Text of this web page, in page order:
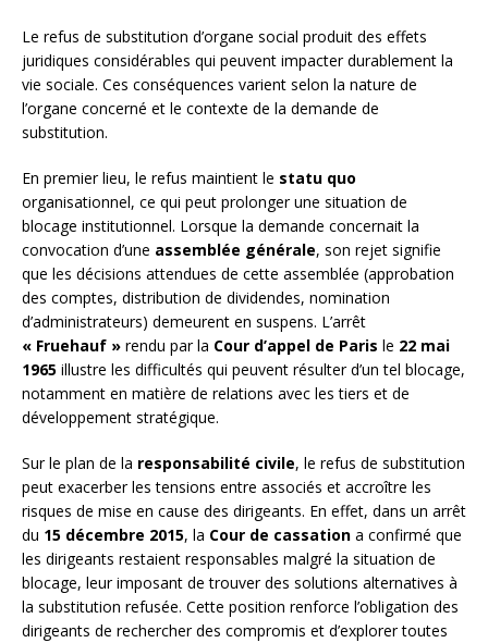
Le refus de substitution d’organe social produit des effets
juridiques considérables qui peuvent impacter durablement la
vie sociale. Ces conséquences varient selon la nature de
l’organe concerné et le contexte de la demande de
substitution.
En premier lieu, le refus maintient le statu quo
organisationnel, ce qui peut prolonger une situation de
blocage institutionnel. Lorsque la demande concernait la
convocation d’une assemblée générale, son rejet signifie
que les décisions attendues de cette assemblée (approbation
des comptes, distribution de dividendes, nomination
d’administrateurs) demeurent en suspens. L’arrêt
« Fruehauf » rendu par la Cour d’appel de Paris le 22 mai
1965 illustre les difficultés qui peuvent résulter d’un tel blocage,
notamment en matière de relations avec les tiers et de
développement stratégique.
Sur le plan de la responsabilité civile, le refus de substitution
peut exacerber les tensions entre associés et accroître les
risques de mise en cause des dirigeants. En effet, dans un arrêt
du 15 décembre 2015, la Cour de cassation a confirmé que
les dirigeants restaient responsables malgré la situation de
blocage, leur imposant de trouver des solutions alternatives à
la substitution refusée. Cette position renforce l’obligation des
dirigeants de rechercher des compromis et d’explorer toutes